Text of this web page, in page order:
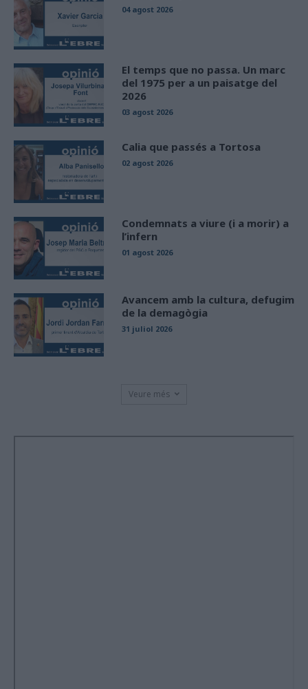
04 agost 2026
El temps que no passa. Un marc
del 1975 per a un paisatge del
2026
03 agost 2026
Calia que passés a Tortosa
02 agost 2026
Condemnats a viure (i a morir) a
l’infern
01 agost 2026
Avancem amb la cultura, defugim
de la demagògia
31 juliol 2026
Veure més